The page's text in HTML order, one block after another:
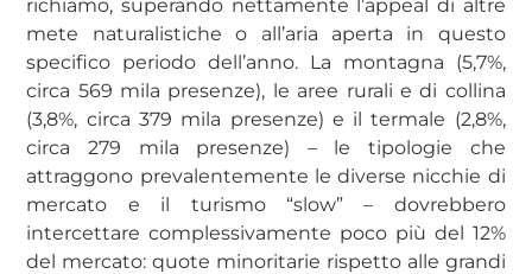
richiamo, superando nettamente l’appeal di altre
mete naturalistiche o all’aria aperta in questo
specifico periodo dell’anno. La montagna (5,7%,
circa 569 mila presenze), le aree rurali e di collina
(3,8%, circa 379 mila presenze) e il termale (2,8%,
circa 279 mila presenze) – le tipologie che
attraggono prevalentemente le diverse nicchie di
mercato e il turismo “slow” – dovrebbero
intercettare complessivamente poco più del 12%
del mercato: quote minoritarie rispetto alle grandi